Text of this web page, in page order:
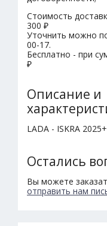
Стоимость
300 ₽
Уточнить можно
00-17.
Бесплатно - при
₽
Описание и
LADA - ISKRA 2025+
Остались
Вы можете
отправить нам